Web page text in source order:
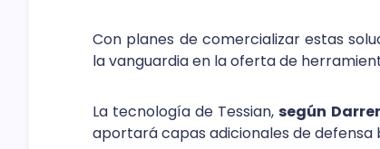
Con planes de comercializar estas
la vanguardia en la oferta de
La tecnología de Tessian,según
aportará capas adicionales de defensa